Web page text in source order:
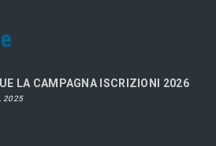
LA CAMPAGNA ISCRIZIONI 2026
2025